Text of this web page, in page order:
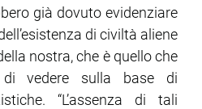
già dovuto evidenziare
di civiltà aliene
nostra, che è quello che
vedere sulla base di
“L’assenza di tali